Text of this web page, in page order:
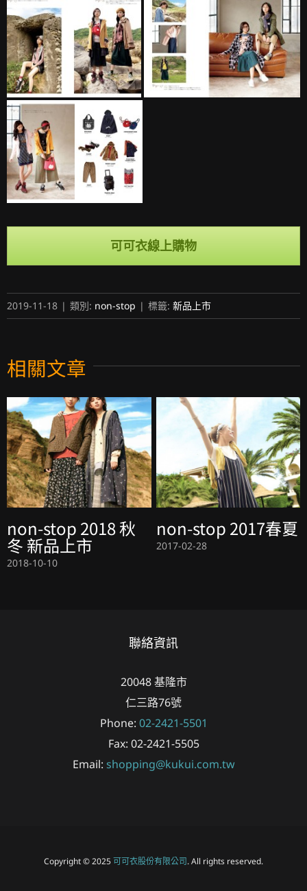
可可衣線上購物
2019-11-18 | 類別: non-stop | 標籤: 新品上市
相關文章
non-stop 2018 秋
冬 新品上市
2018-10-10
non-stop 2017春夏
2017-02-28
聯絡資訊
20048基隆市
仁三路76號
Phone: 02-2421-5501
Fax: 02-2421-5505
Email: shopping@kukui.com.tw
Copyright © 2025可可衣股份有限公司. All rights reserved.